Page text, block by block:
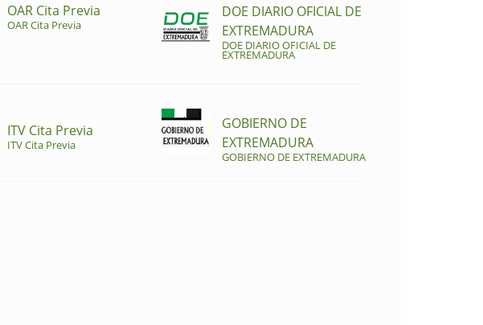
OAR Cita Previa
OAR Cita Previa
DOE DIARIO OFICIAL DE
EXTREMADURA
DOE DIARIO OFICIAL DE
EXTREMADURA
ITV Cita Previa
ITV Cita Previa
GOBIERNO DE
EXTREMADURA
GOBIERNO DE EXTREMADURA